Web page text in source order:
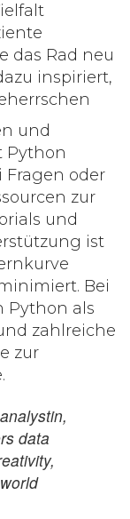
das Rad neu
inspiriert,
und
Python
Fragen oder
zur
und
ist
Bei
Python als
zahlreiche
zur
data